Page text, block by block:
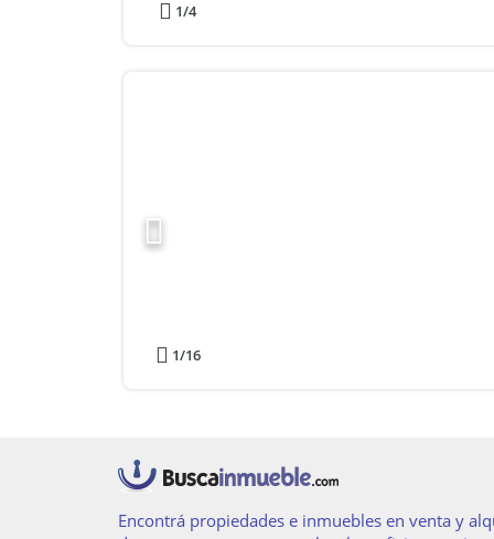
1/4
1/16
Encontrá propiedades e inmuebles en venta y